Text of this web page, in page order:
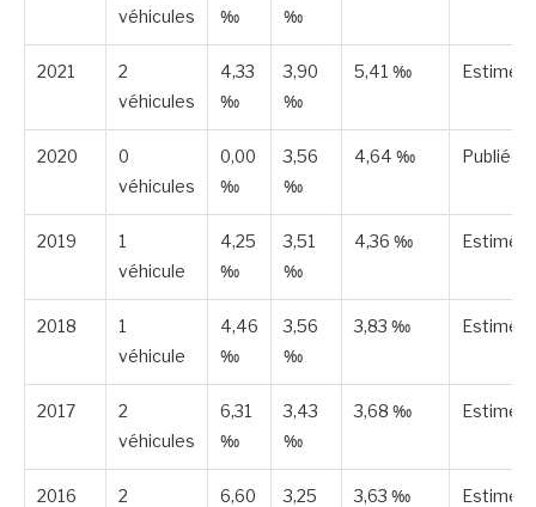
véhicules
‰
‰
2021
2
véhicules
4,33
‰
3,90
‰
5,41 ‰ Estimée
2020
0
véhicules
0,00
‰
3,56
‰
4,64 ‰ Publiée
2019
1
véhicule
4,25
‰
3,51
‰
4,36 ‰ Estimée
2018
1
véhicule
4,46
‰
3,56
‰
3,83 ‰ Estimée
2017
2
véhicules
6,31
‰
3,43
‰
3,68 ‰ Estimée
2016
2
6,60
3,25
3,63 ‰ Estimée